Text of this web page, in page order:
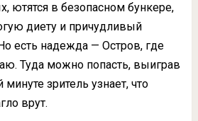
ютятся в безопасном бункере,
диету и причудливый
есть надежда — Остров, где
Туда можно попасть, выиграв
зритель узнает, что
врут.